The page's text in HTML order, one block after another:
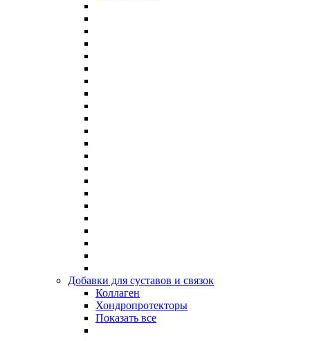
Добавки для суставов и связок
Коллаген
Хондропротекторы
Показать все